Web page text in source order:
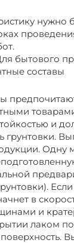
нужно
бытового
составы
и
грунтовки.
Одну
в
и
лаком